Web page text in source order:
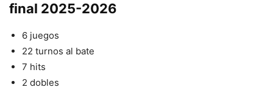
final 2025-2026
6 juegos
22 turnos al bate
7 hits
2 dobles